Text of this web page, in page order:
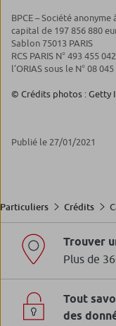
BPCE – Société
capital de 197 856 880
Sablon 75013 PARIS
RCS PARIS N° 493 455
l’ORIAS sous le N° 08
© Crédits photos : Getty
Publié le 27/01/2021
Particuliers Crédits
Trouver
Plus de
Tout
des